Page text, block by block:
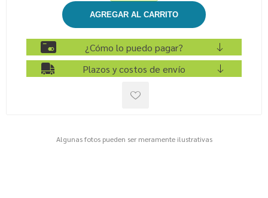
¿Cómo lo puedo pagar?
Plazos y costos de envío
Algunas fotos pueden ser meramente ilustrativas